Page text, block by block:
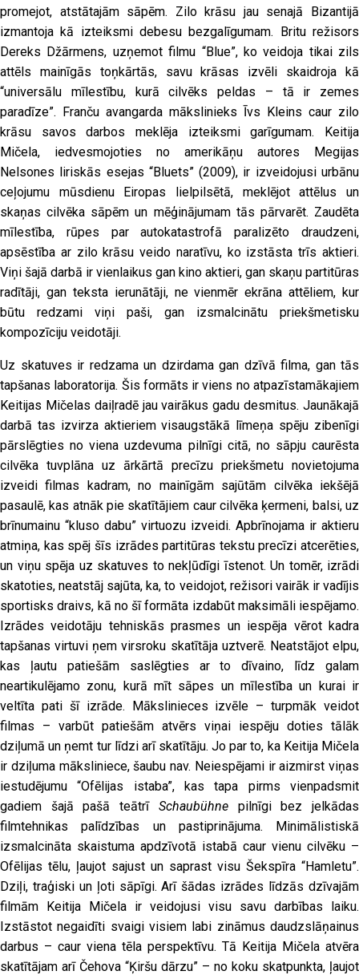
promejot, atstātajām sāpēm. Zilo krāsu jau senajā Bizantijā
izmantoja kā izteiksmi debesu bezgalīgumam. Britu režisors
Dereks Džārmens, uzņemot filmu “Blue”, ko veidoja tikai zils
attēls mainīgās toņkārtās, savu krāsas izvēli skaidroja kā
“universālu mīlestību, kurā cilvēks peldas – tā ir zemes
paradīze”. Franču avangarda mākslinieks Īvs Kleins caur zilo
krāsu savos darbos meklēja izteiksmi garīgumam. Keitija
Mičela, iedvesmojoties no amerikāņu autores Megijas
Nelsones liriskās esejas “Bluets” (2009), ir izveidojusi urbānu
ceļojumu mūsdienu Eiropas lielpilsētā, meklējot attēlus un
skaņas cilvēka sāpēm un mēģinājumam tās pārvarēt. Zaudēta
mīlestība, rūpes par autokatastrofā paralizēto draudzeni,
apsēstība ar zilo krāsu veido naratīvu, ko izstāsta trīs aktieri.
Viņi šajā darbā ir vienlaikus gan kino aktieri, gan skaņu partitūras
radītāji, gan teksta ierunātāji, ne vienmēr ekrāna attēliem, kur
būtu redzami viņi paši, gan izsmalcinātu priekšmetisku
kompozīciju veidotāji.
Uz skatuves ir redzama un dzirdama gan dzīvā filma, gan tās
tapšanas laboratorija. Šis formāts ir viens no atpazīstamākajiem
Keitijas Mičelas daiļradē jau vairākus gadu desmitus. Jaunākajā
darbā tas izvirza aktieriem visaugstākā līmeņa spēju zibenīgi
pārslēgties no viena uzdevuma pilnīgi citā, no sāpju caurēsta
cilvēka tuvplāna uz ārkārtā precīzu priekšmetu novietojuma
izveidi filmas kadram, no mainīgām sajūtām cilvēka iekšējā
pasaulē, kas atnāk pie skatītājiem caur cilvēka ķermeni, balsi, uz
brīnumainu “kluso dabu” virtuozu izveidi. Apbrīnojama ir aktieru
atmiņa, kas spēj šīs izrādes partitūras tekstu precīzi atcerēties,
un viņu spēja uz skatuves to nekļūdīgi īstenot. Un tomēr, izrādi
skatoties, neatstāj sajūta, ka, to veidojot, režisori vairāk ir vadījis
sportisks draivs, kā no šī formāta izdabūt maksimāli iespējamo.
Izrādes veidotāju tehniskās prasmes un iespēja vērot kadra
tapšanas virtuvi ņem virsroku skatītāja uztverē. Neatstājot elpu,
kas ļautu patiešām saslēgties ar to dīvaino, līdz galam
neartikulējamo zonu, kurā mīt sāpes un mīlestība un kurai ir
veltīta pati šī izrāde. Mākslinieces izvēle – turpmāk veidot
filmas – varbūt patiešām atvērs viņai iespēju doties tālāk
dziļumā un ņemt tur līdzi arī skatītāju. Jo par to, ka Keitija Mičela
ir dziļuma māksliniece, šaubu nav. Neiespējami ir aizmirst viņas
iestudējumu “Ofēlijas istaba”, kas tapa pirms vienpadsmit
gadiem šajā pašā teātrī Schaubühnepilnīgi bez jelkādas
filmtehnikas palīdzības un pastiprinājuma. Minimālistiskā
izsmalcināta skaistuma apdzīvotā istabā caur vienu cilvēku –
Ofēlijas tēlu, ļaujot sajust un saprast visu Šekspīra “Hamletu”.
Dziļi, traģiski un ļoti sāpīgi. Arī šādas izrādes līdzās dzīvajām
filmām Keitija Mičela ir veidojusi visu savu darbības laiku.
Izstāstot negaidīti svaigi visiem labi zināmus daudzslāņainus
darbus – caur viena tēla perspektīvu. Tā Keitija Mičela atvēra
skatītājam arī Čehova “Ķiršu dārzu” – no koku skatpunkta, ļaujot